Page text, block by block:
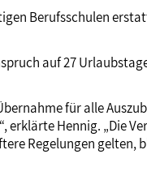
Berufsschulen
auf 27
für alle
erklärte Hennig. „Die
Regelungen